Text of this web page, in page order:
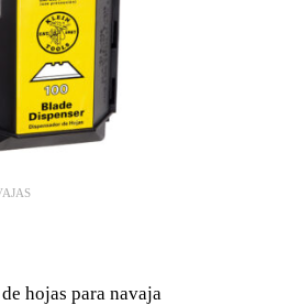
hojas para navaja